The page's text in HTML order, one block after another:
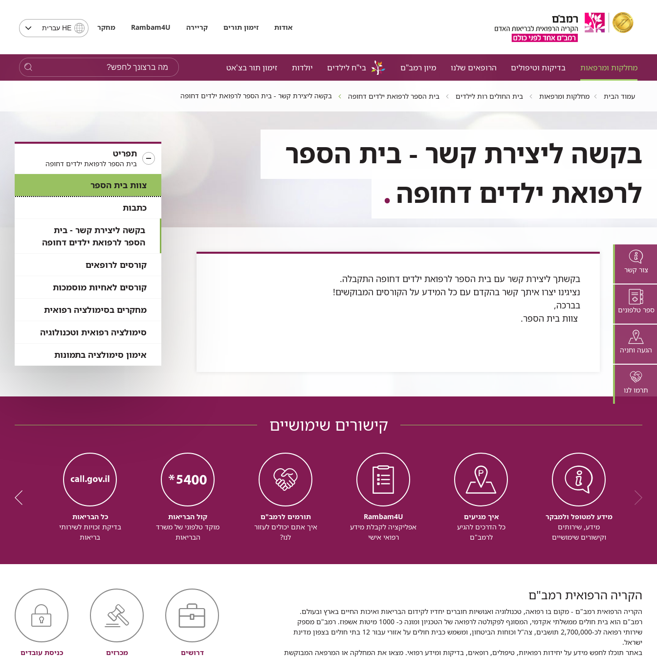
אודות זימון תורים קריירה Rambam4U מחקרבחירת
שפה
שים
בבחירת
HE עברית
מחלקות ומרפאות בדיקות וטיפולים הרופאים שלנו מיון רמב"ם בי"ח לילדים יולדות זימון תור בצ'אט
מה
ברצונך
לחפש?
צור קשר
ספר טלפונים
הגעה וחניה
תרמו לנו
עמוד הבית מחלקות ומרפאות בית החולים רות לילדים בית הספר לרפואת ילדים דחופה בקשה ליצירת קשר - בית הספר לרפואת ילדים דחופה
תפריט
בית הספר לרפואת ילדים דחופה
צוות בית הספר
כתבות
בקשה ליצירת קשר - בית
הספר לרפואת ילדים דחופה
קורסים לרופאים
קורסים לאחיות מוסמכות
מחקרים בסימולציה רפואית
סימולציה רפואית וטכנולוגיה
אימון סימולציה בתמונות
בקשה ליצירת קשר - בית הספר
לרפואת ילדים דחופה
בקשתך ליצירת קשר עם בית הספר לרפואת ילדים דחופה התקבלה.
נציגינו יצרו איתך קשר בהקדם עם כל המידע על הקורסים המבוקשים!
בברכה,
צוות בית הספר.
קישורים שימושיים
מידע למטופל ולמבקר
מידע, שירותים
וקישורים שימושיים
איך מגיעים
כל הדרכים להגיע
לרמב"ם
Rambam4U
אפליקציה לקבלת מידע
רפואי אישי
תורמים לרמב"ם
איך אתם יכולים לעזור
לנו?
קול הבריאות
מוקד טלפוני של משרד
הבריאות
כל הבריאות
בדיקת זכויות לשירותי
בריאות
הקריה הרפואית רמב"ם
הקריה הרפואית רמב"ם - מקום בו רפואה, טכנולוגיה ואנושיות חוברים יחדיו לקידום הבריאות ואיכות החיים בארץ ובעולם.
רמב"ם הוא בית חולים ממשלתי אקדמי, המסונף לפקולטה לרפואה של הטכניון ומונה כ- 1000 מיטות אשפוז. רמב"ם מספק
שירותי רפואה לכ-2,700,000 תושבים, צה"ל וכוחות הביטחון, ומשמש כבית חולים על אזורי עבור 12 בתי חולים בצפון מדינת
ישראל.
באתר תוכלו לחפש מידע על יחידות רפואיות, טיפולים, רופאים, בדיקות ומידע רפואי. מצאו את המחלקה או המרפאה המבוקשת
דרושים מכרזים כניסת עובדים